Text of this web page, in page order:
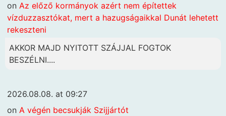
on Az előző kormányok azért nem építettek
vízduzzasztókat, mert a hazugságaikkal Dunát lehetett
rekeszteni
AKKOR MAJD NYITOTT SZÁJJAL FOGTOK
BESZÉLNI....
2026.08.08. at 09:27
on A végén becsukják Szijjártót